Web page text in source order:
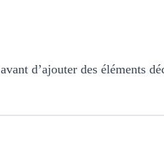
d’ajouter des éléments